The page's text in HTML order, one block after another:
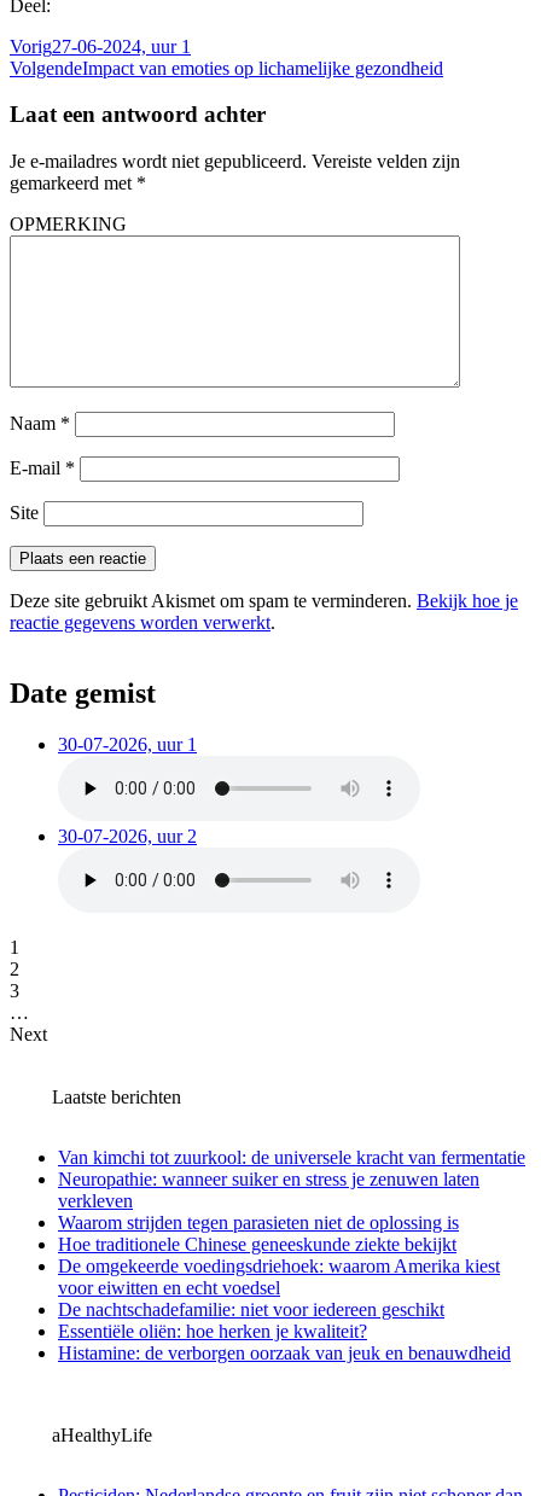
Deel:
Vorig27-06-2024, uur 1
VolgendeImpact van emoties op lichamelijke gezondheid
Laat een antwoord achter
Je e-mailadres wordt niet gepubliceerd. Vereiste velden zijn
gemarkeerd met *
OPMERKING
Naam *
E-mail *
Site
Deze site gebruikt Akismet om spam te verminderen. Bekijk hoe je
reactie gegevens worden verwerkt.
Date gemist
30-07-2026, uur 1
30-07-2026, uur 2
1
2
3
…
Next
Laatste berichten
Van kimchi tot zuurkool: de universele kracht van fermentatie
Neuropathie: wanneer suiker en stress je zenuwen laten
verkleven
Waarom strijden tegen parasieten niet de oplossing is
Hoe traditionele Chinese geneeskunde ziekte bekijkt
De omgekeerde voedingsdriehoek: waarom Amerika kiest
voor eiwitten en echt voedsel
De nachtschadefamilie: niet voor iedereen geschikt
Essentiële oliën: hoe herken je kwaliteit?
Histamine: de verborgen oorzaak van jeuk en benauwdheid
aHealthyLife